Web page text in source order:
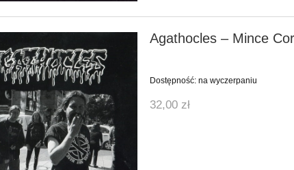
Agathocles ‎– Mince
Dostępność: na wyczerpaniu
32,00 zł